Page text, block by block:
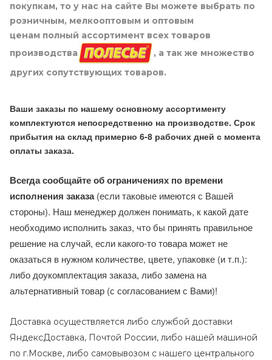
покупкам, то у нас на сайте Вы можете выбрать по
розничным, мелкооптовым и оптовым
ценам полный ассортимент всех товаров
производства
, а так же множество
других сопутствующих товаров.
Ваши заказы по нашему основному ассортименту
комплектуются непосредственно на производстве. Срок
прибытия на склад примерно 6-8 рабочих дней с момента
оплаты заказа.
Всегда сообщайте об ограничениях по времени
исполнения заказа(если таковые имеются с Вашей
стороны). Наш менеджер должен понимать, к какой дате
необходимо исполнить заказ, что бы принять правильное
решение на случай, если какого-то товара может не
оказаться в нужном количестве, цвете, упаковке (и т.п.):
либо доукомплектация заказа, либо замена на
альтернативный товар (с согласованием с Вами)!
Доставка осуществляется либо службой доставки
ЯндексДоставка, Почтой России, либо нашей машиной
по г.Москве, либо самовывозом с нашего центрального